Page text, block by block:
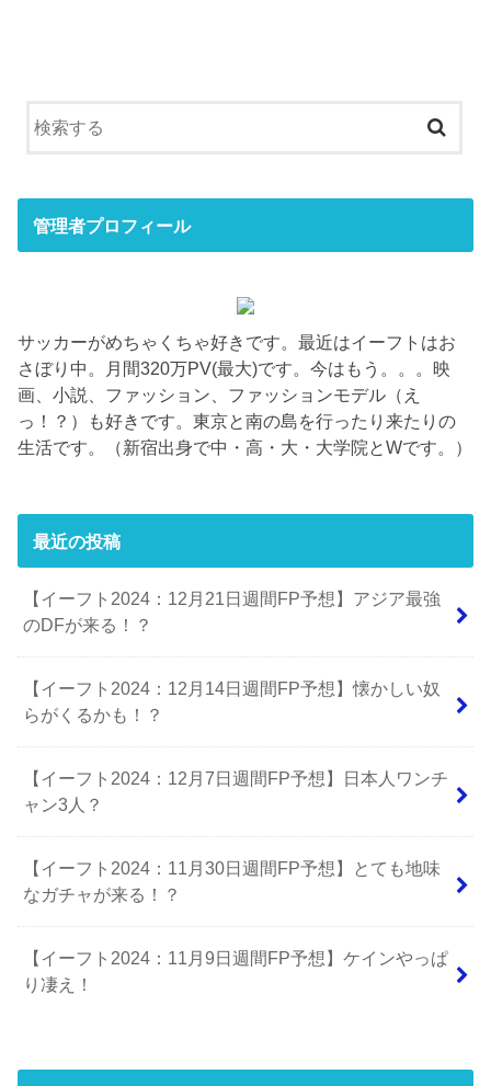
管理者プロフィール
サッカーがめちゃくちゃ好きです。最近はイーフトはお
さぼり中。月間320万PV(最大)です。今はもう。。。映
画、小説、ファッション、ファッションモデル（え
っ！？）も好きです。東京と南の島を行ったり来たりの
生活です。（新宿出身で中・高・大・大学院とWです。）
最近の投稿
【イーフト2024：12月21日週間FP予想】アジア最強
のDFが来る！？
【イーフト2024：12月14日週間FP予想】懐かしい奴
らがくるかも！？
【イーフト2024：12月7日週間FP予想】日本人ワンチ
ャン3人？
【イーフト2024：11月30日週間FP予想】とても地味
なガチャが来る！？
【イーフト2024：11月9日週間FP予想】ケインやっぱ
り凄え！